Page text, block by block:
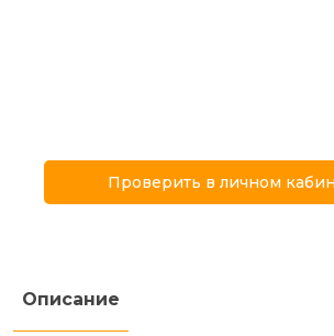
Проверить в личном
Описание